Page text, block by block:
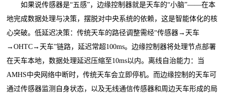
如果说传感器是“五感”，边缘控制器就是天车的“小脑”——在本
地完成数据处理与决策，摆脱对中央系统的依赖，这是智能体化的核
心突破。低延迟决策：传统天车的路径调整需经“传感器→天车
→OHTC→天车”链路，延迟常超100ms。边缘控制器将处理节点部署
在天车本地，数据处理延迟压缩至10ms以内。离线自治能力：当
AMHS中央网络中断时，传统天车会立即停机。而边缘控制的天车可
通过传感器监测自身状态，以及无线通信传感器和周边天车形成的局